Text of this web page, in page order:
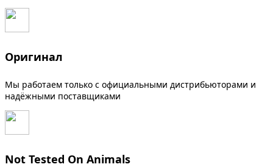
Оригинал
Мы работаем только с официальными дистрибьюторами и
надёжными поставщиками
Not Tested On Animals